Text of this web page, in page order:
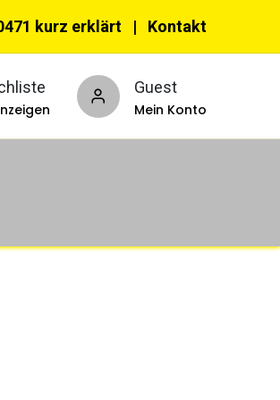
kurz erklärt | Kon​​takt
Guest
Mein Konto